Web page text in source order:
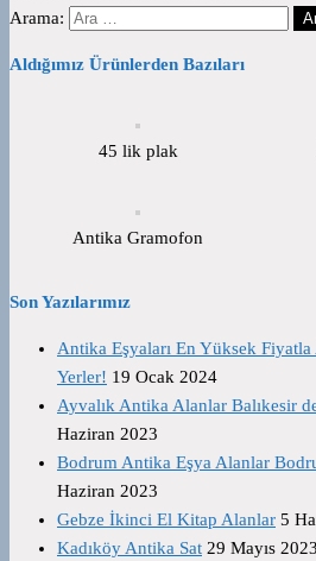
Arama:
Aldığımız Ürünlerden Bazıları
45 lik plak
Antika Gramofon
Son Yazılarımız
Antika Eşyaları En Yüksek
Yerler! 19 Ocak 2024
Ayvalık Antika Alanlar Balıkesir
Haziran 2023
Bodrum Antika Eşya Alanlar
Haziran 2023
Gebze İkinci El Kitap Alanlar 5
Kadıköy Antika Sat 29 Mayıs 2023